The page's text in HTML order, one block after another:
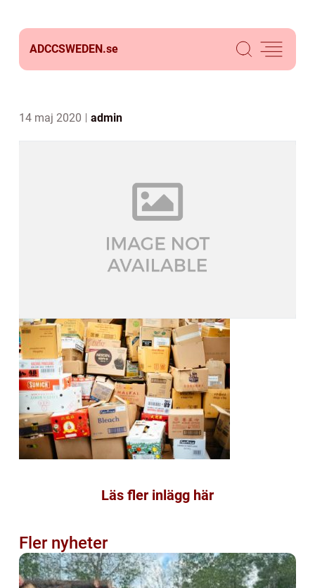
ADCCSWEDEN.se
14 maj 2020 admin
Läs fler inlägg här
Fler nyheter